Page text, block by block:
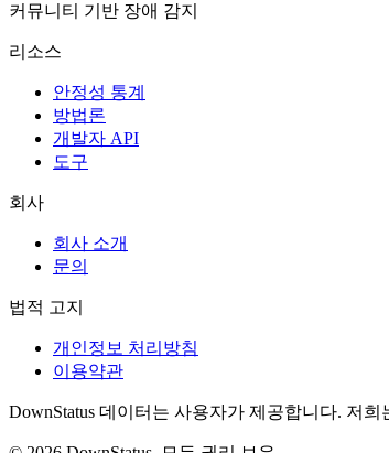
커뮤니티 기반 장애 감지
리소스
안정성 통계
방법론
개발자 API
도구
회사
회사 소개
문의
법적 고지
개인정보 처리방침
이용약관
DownStatus 데이터는 사용자가 제공합니다. 저